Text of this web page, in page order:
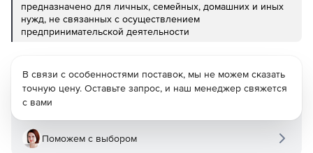
предназначено для личных, семейных, домашних и иных
нужд, не связанных с осуществлением
предпринимательской деятельности
В связи с особенностями поставок, мы не можем сказать
точную цену. Оставьте запрос, и наш менеджер свяжется
с вами
Поможем с выбором